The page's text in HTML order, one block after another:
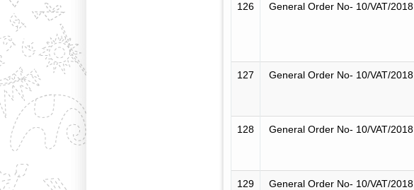
126 General Order No- 10/VAT/2018
127 General Order No- 10/VAT/2018
128 General Order No- 10/VAT/2018
129 General Order No- 10/VAT/2018